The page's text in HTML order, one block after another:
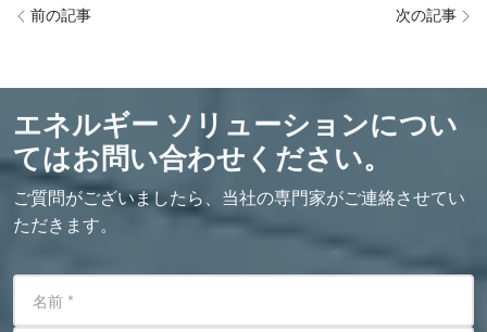
前の記事 次の記事
エネルギー ソリューションについ
てはお問い合わせください。
ご質問がございましたら、当社の専門家がご連絡させてい
ただきます。
名前 *